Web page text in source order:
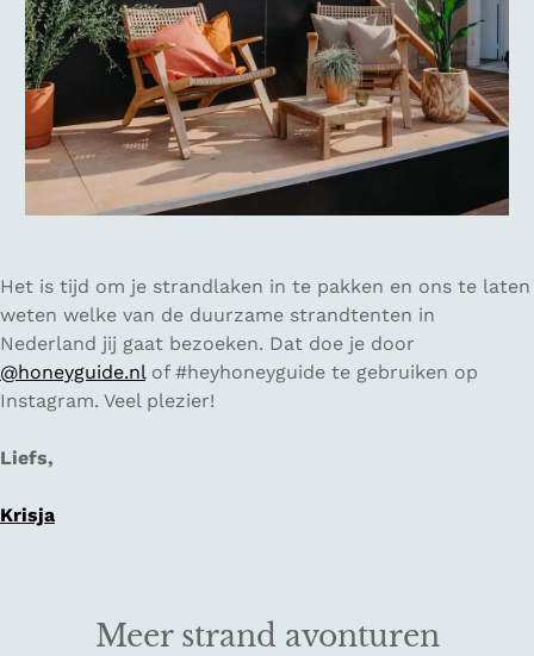
Het is tijd om je strandlaken in te pakken en ons te laten
weten welke van de duurzame strandtenten in
Nederland jij gaat bezoeken. Dat doe je door
@honeyguide.nlof #heyhoneyguide te gebruiken op
Instagram. Veel plezier!
Liefs,
Krisja
Meer strand avonturen